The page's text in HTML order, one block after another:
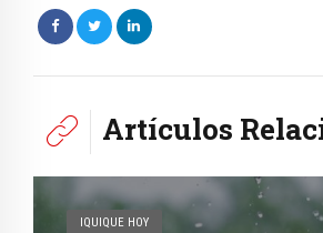
Artículos
IQUIQUE HOY